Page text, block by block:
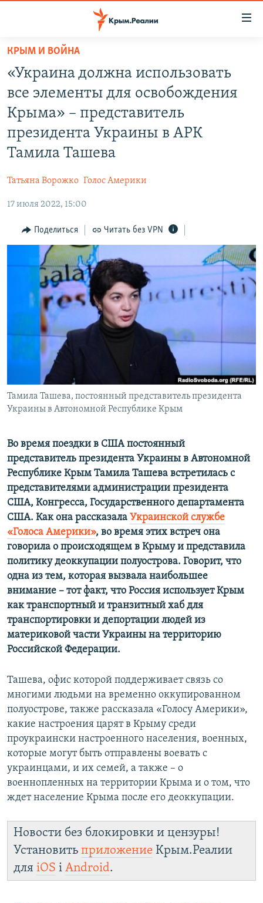
Вернуться
основному
содержанию
Вернутся
главной
навигации
СПЕЦПРОЕКТЫ
КАРТА ВОЕННЫХ ОБЪЕКТОВ КРЫМА
11 ЛЕТ ОККУПАЦИИ КРЫМА. 11 ИСТОРИЙ СОПРОТИВЛЕНИЯ
ВОДА
ЕЩЕ
ТЕЛЕПРОЕКТ КРЫМ.РЕАЛИИ
СОВЕТЫ ПРАВОЗАЩИТНИКОВ
ПРОПАВШИЕ БЕЗ ВЕСТИ
ПОБЕДИТЕЛЕЙ НЕ СУДЯТ?
КРЫМ.НЕПОКОРЕННЫЙ
ELIFBE
УКРАИНСКАЯ ПРОБЛЕМА КРЫМА
КАК ОБОЙТИ БЛОКИРОВКУ
ПРИСОЕДИНЯЙТЕСЬ!
Все сайты RFE/RL
КРЫМ И ВОЙНА
«Украина должна использовать
все элементы для освобождения
Крыма» – представитель
президента Украины в АРК
Тамила Ташева
Татьяна Ворожко Голос Америки
17 июля 2022, 15:00
Поделиться Читать без VPN
Тамила Ташева, постоянный представитель президента
Украины в Автономной Республике Крым
Во время поездки в США постоянный
представитель президента Украины в Автономной
Республике Крым Тамила Ташева встретилась с
представителями администрации президента
США, Конгресса, Государственного департамента
США. Как она рассказала Украинской службе
«Голоса Америки», во время этих встреч она
говорила о происходящем в Крыму и представила
политику деоккупации полуострова. Говорит, что
одна из тем, которая вызвала наибольшее
внимание – тот факт, что Россия использует Крым
как транспортный и транзитный хаб для
транспортировки и депортации людей из
материковой части Украины на территорию
Российской Федерации.
Ташева, офис которой поддерживает связь со
многими людьми на временно оккупированном
полуострове, также рассказала «Голосу Америки»,
какие настроения царят в Крыму среди
проукраински настроенного населения, военных,
которые могут быть отправлены воевать с
украинцами, и их семей, а также – о
военнопленных на территории Крыма и о том, что
ждет население Крыма после его деоккупации.
Новости без блокировки и цензуры!
Установить приложение Крым.Реалии
для iOS і Android.